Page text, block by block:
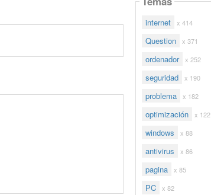
internet x 414
Question x 371
ordenador x 252
seguridad x 190
problema x 182
optimización x 122
windows x 88
antivirus x 86
pagina x 85
PC x 82